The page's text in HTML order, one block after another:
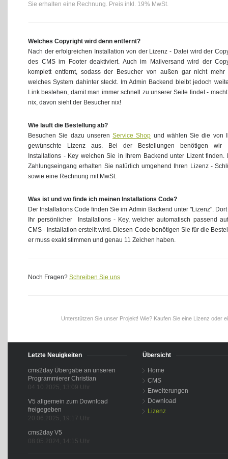
Sie erhalten eine Rechnung. Preis inkl. 19% MwSt.
Welches Copyright wird denn entfernt?
Nach der erfolgreichen Installation von der Lizenz - Datei wird der
des CMS im Footer deaktiviert. Auch im Mailversand wird der
komplett entfernt, sodass der Besucher von außen gar nicht mehr
welches System dahinter steckt. Im Admin Backend bleibt jedoch
Link bestehen, damit man immer schnell zu unserer Seite findet -
nix, davon sieht der Besucher nix!
Wie läuft die Bestellung ab?
Besuchen Sie dazu unserenService Shop und wählen Sie die von
gewünschte Lizenz aus. Bei der Bestellungen benötigen wir
Installations - Key welchen Sie in Ihrem Backend unter Lizent finden.
Zahlungseingang erhalten Sie natürlich umgehend Ihren Lizenz -
sowie eine Rechnung mit MwSt.
Was ist und wo finde ich meinen Installations Code?
Der Installations Code finden Sie im Admin Backend unter "Lizenz". Dort
Ihr persönlicher Installations - Key, welcher automatisch passend
CMS - Installation erstellt wird. Diesen Code benötigen Sie für die
er muss exakt stimmen und genau 11 Zeichen haben.
Noch Fragen? Schreiben Sie uns
Unterstützen Sie unser Projekt! Wie? Kaufen Sie eine Lizenz oder
Letzte Neuigkeiten
cms2day Übergabe an unseren
Programmierer Christian
04.10.2025, 13:09 Uhr
V5 allgemein zum Download
freigegeben
20.06.2025, 19:17 Uhr
cms2day V5
08.05.2024, 14:15 Uhr
Übersicht
Home
CMS
Erweiterungen
Download
Lizenz